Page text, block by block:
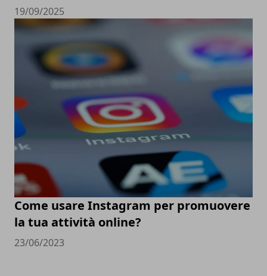
19/09/2025
Come usare Instagram per promuovere
la tua attività online?
23/06/2023